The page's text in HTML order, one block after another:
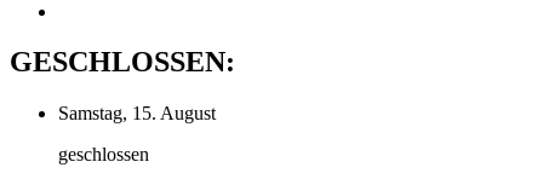
GESCHLOSSEN:
Samstag, 15. August
geschlossen